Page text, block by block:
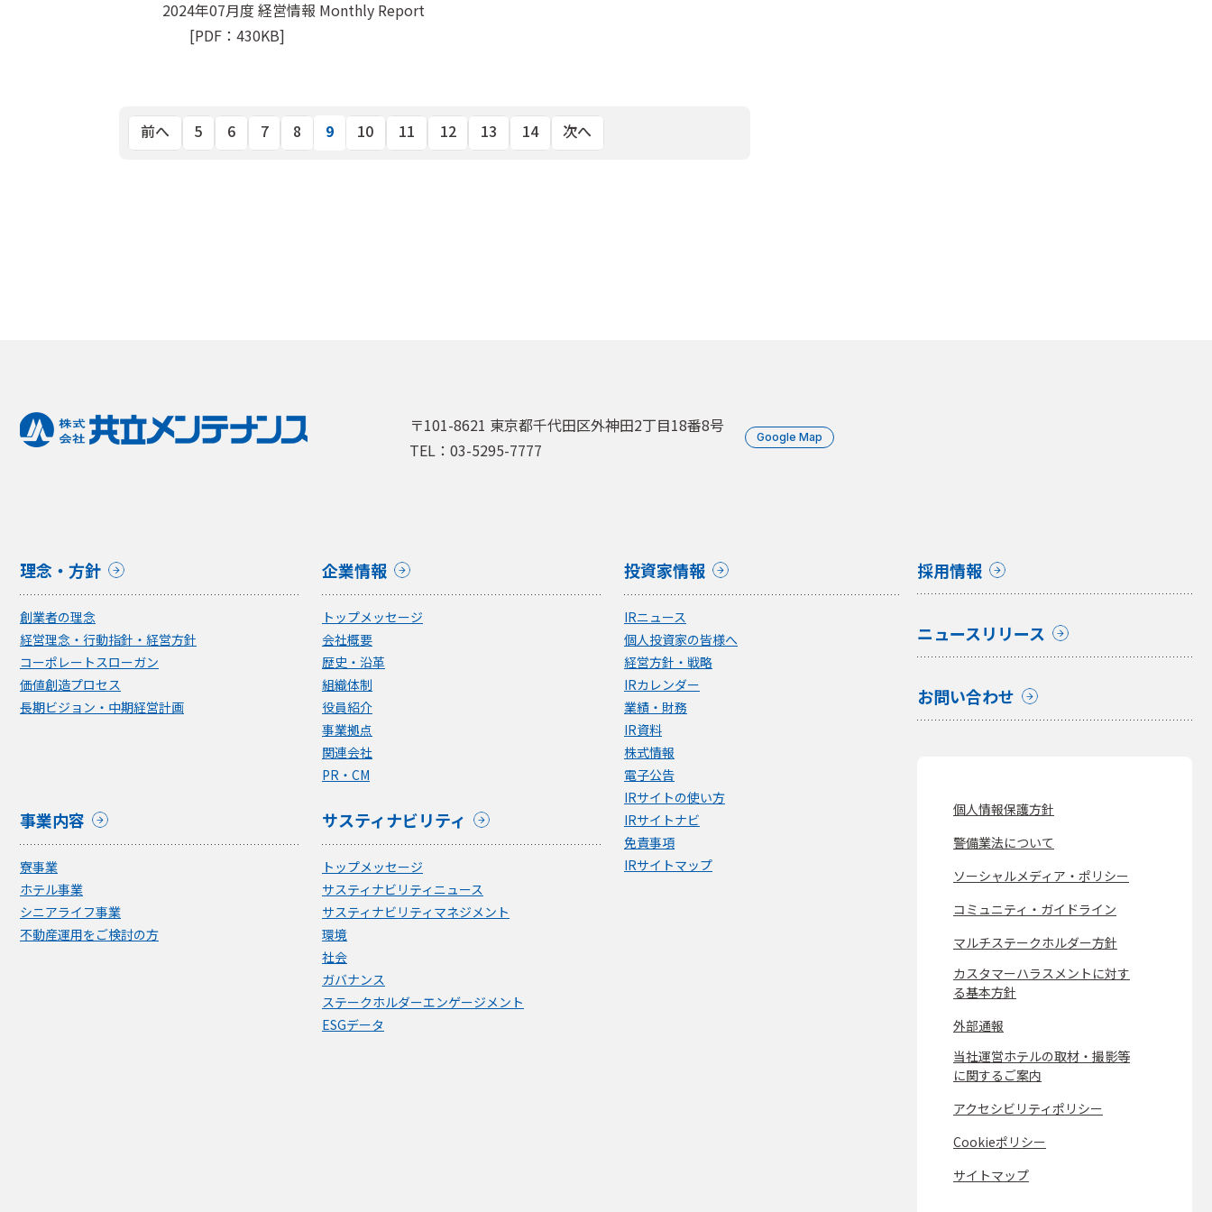
2024年07月度 経営情報 Monthly Report
[PDF：430KB]
前へ 5 6 7 8 9 10 11 12 13 14 次へ
〒101-8621 東京都千代田区外神田2丁目18番8号
TEL：03-5295-7777
Google Map
理念・方針
創業者の理念
経営理念・行動指針・経営方針
コーポレートスローガン
価値創造プロセス
長期ビジョン・中期経営計画
企業情報
トップメッセージ
会社概要
歴史・沿革
組織体制
役員紹介
事業拠点
関連会社
PR・CM
事業内容
寮事業
ホテル事業
シニアライフ事業
不動産運用をご検討の方
サスティナビリティ
トップメッセージ
サスティナビリティニュース
サスティナビリティマネジメント
環境
社会
ガバナンス
ステークホルダーエンゲージメント
ESGデータ
投資家情報
IRニュース
個人投資家の皆様へ
経営方針・戦略
IRカレンダー
業績・財務
IR資料
株式情報
電子公告
IRサイトの使い方
IRサイトナビ
免責事項
IRサイトマップ
採用情報
ニュースリリース
お問い合わせ
個人情報保護方針
警備業法について
ソーシャルメディア・ポリシー
コミュニティ・ガイドライン
マルチステークホルダー方針
カスタマーハラスメントに対す
る基本方針
外部通報
当社運営ホテルの取材・撮影等
に関するご案内
アクセシビリティポリシー
Cookieポリシー
サイトマップ